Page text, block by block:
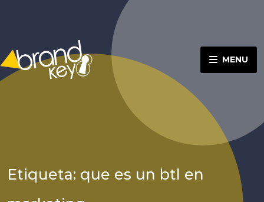
MENU
Etiqueta: que es un btl en